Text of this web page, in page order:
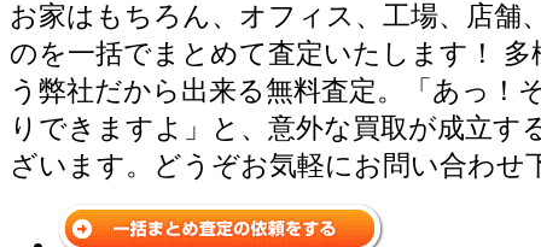
お家はもちろん、オフィス、工場、店舗
のを一括でまとめて査定いたします！ 多
う弊社だから出来る無料査定。「あっ！
りできますよ」と、意外な買取が成立す
ざいます。どうぞお気軽にお問い合わせ